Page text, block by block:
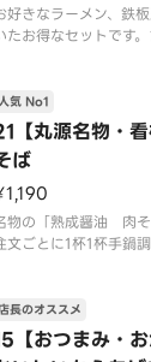
好きなラーメン、鉄
たお得なセットです
【丸源名物・
ば
気 No1
物の「熟成醤油 肉そ
文ごとに1杯1杯手鍋
写真はイメージです
【おつまみ・
長のオススメ